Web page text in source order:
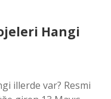
Hangi
illerde var? Resmi